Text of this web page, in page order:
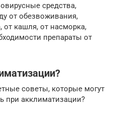
средства,
от обезвоживания,
от кашля, от насморка,
препараты от
советы, которые могут
при акклиматизации?